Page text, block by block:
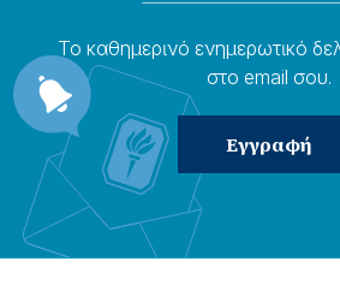
Το καθημερɩνό ενημερωτɩκό
στο email σου.